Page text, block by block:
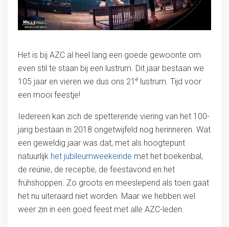
Het is bij AZC al heel lang een goede gewoonte om
even stil te staan bij een lustrum. Dit jaar bestaan we
105 jaar en vieren we dus ons 21 elustrum. Tijd voor
een mooi feestje!
Iedereen kan zich de spetterende viering van het 100-
jarig bestaan in 2018 ongetwijfeld nog herinneren. Wat
een geweldig jaar was dat, met als hoogtepunt
natuurlijk het jubileumweekeinde met het boekenbal,
de reünie, de receptie, de feestavond en het
frühshoppen. Zo groots en meeslepend als toen gaat
het nu uiteraard niet worden. Maar we hebben wel
weer zin in een goed feest met alle AZC-leden.